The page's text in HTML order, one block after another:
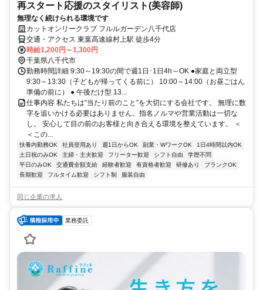
再スタート応援のスタイリスト(美容師)
無理なく続けられる環境です
カットオンリークラブ フルルガーデン八千代店
交通・アクセス 東葉高速線村上駅 徒歩4分
時給1,200円～1,300円
千葉県八千代市
勤務時間詳細 9:30～19:30の間で週1日･1日4h～OK ●家庭と両立型
9:30～13:30（子どもが帰ってくる前に） 10:00～14:00（お昼ごはん
準備の前に） ● 午後だけ型 13...
仕事内容 私たちは“当たり前のこと”を大切にする会社です。 無理に数
字を追いかける必要はありません。指名ノルマや営業活動は一切な
し。 安心して目の前のお客様と向き合える環境を整えています。 ＜
＜この...
扶養内勤務OK 社員登用あり 週1日からOK 副業・WワークOK
1日4時間以内OK
土日祝のみOK
主婦・主夫歓迎 フリーター歓迎 シフト自由
学歴不問
平日のみOK
交通費全額支給 経験者歓迎 有資格者歓迎 研修あり
ブランクOK
長期歓迎
フルタイム歓迎 シフト制 服装自由
同じ企業の求人
業務委託